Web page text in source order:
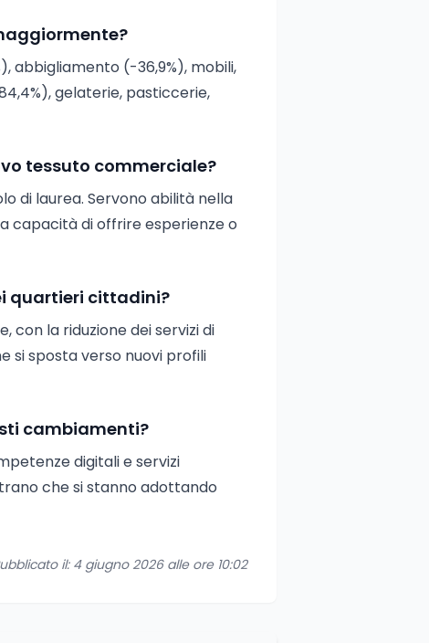
abbigliamento (-36,9%), mobili,
gelaterie, pasticcerie,
tessuto commerciale?
di laurea. Servono abilità nella
capacità di offrire esperienze o
quartieri cittadini?
con la riduzione dei servizi di
si sposta verso nuovi profili
cambiamenti?
digitali e servizi
che si stanno adottando
il: 4 giugno 2026 alle ore 10:02